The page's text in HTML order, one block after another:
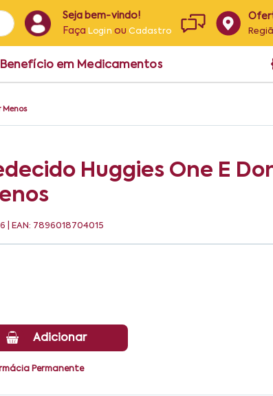
Seja bem-vindo!
Faça Login ouCadastro
em Medicamentos
Menos
Huggies One E
| EAN: 7896018704015
Adicionar
Permanente